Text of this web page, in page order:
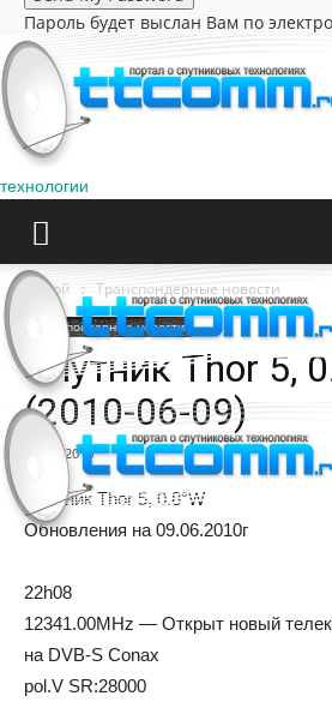
Пароль будет выслан Вам по
технологии
Домой Транспондерные новости
Транспондерные новости
Спутник Thor 5,
(2010-06-09)
09.06.2010
Спутник Thor 5, 0.8°W
Обновления на 09.06.2010г
22h08
12341.00MHz — Открыт новый
на DVB-S Conax
pol.V SR:28000